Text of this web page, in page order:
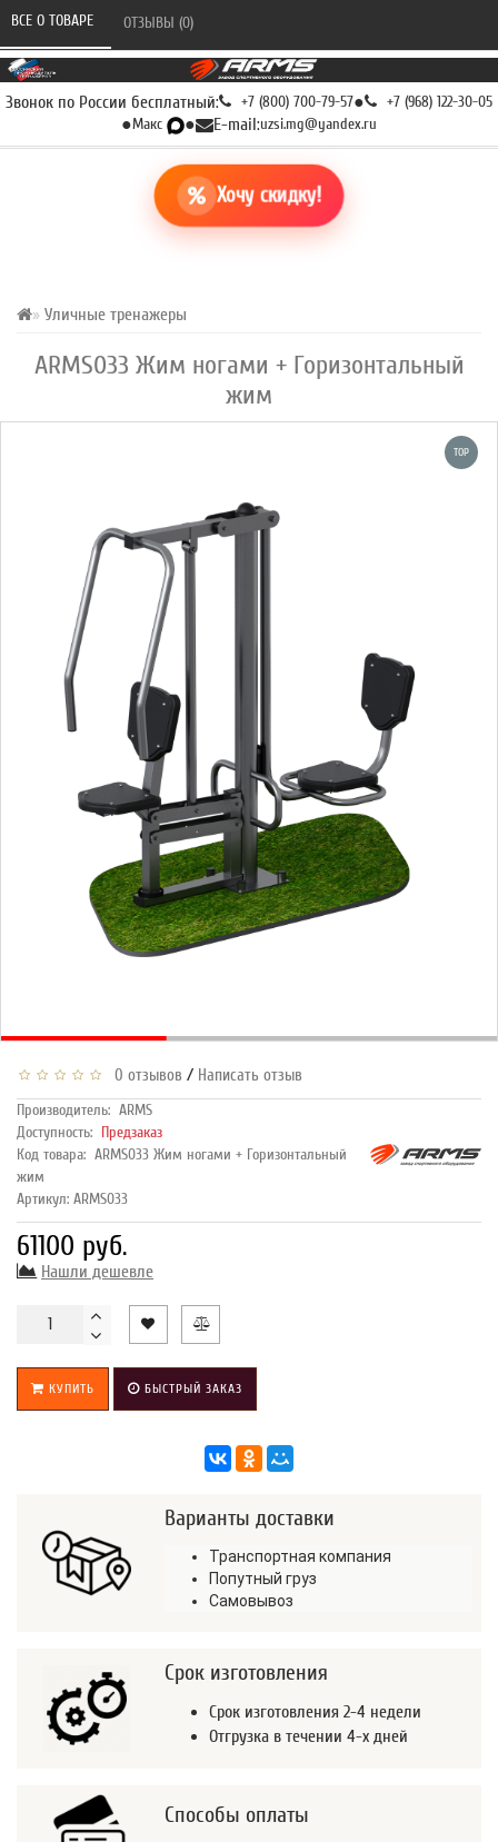
Звонок по России бесплатный: +7 (800) 700-79-57● +7 (968) 122-30-05
●Макс ● E-mail:uzsi.mg@yandex.ru
Хочу скидку!
Уличные тренажеры
ARMS033 Жим ногами + Горизонтальный
жим
ВСЕ О ТОВАРЕ ОТЗЫВЫ (0)
TOP
0 отзывов / Написать отзыв
Производитель: ARMS
Доступность: Предзаказ
Код товара: ARMS033 Жим ногами + Горизонтальный
жим
Артикул: ARMS033
61100 руб.
Нашли дешевле
КУПИТЬ БЫСТРЫЙ ЗАКАЗ
Варианты доставки
Транспортная компания
Попутный груз
Самовывоз
Срок изготовления
Срок изготовления 2-4 недели
Отгрузка в течении 4-х дней
Способы оплаты